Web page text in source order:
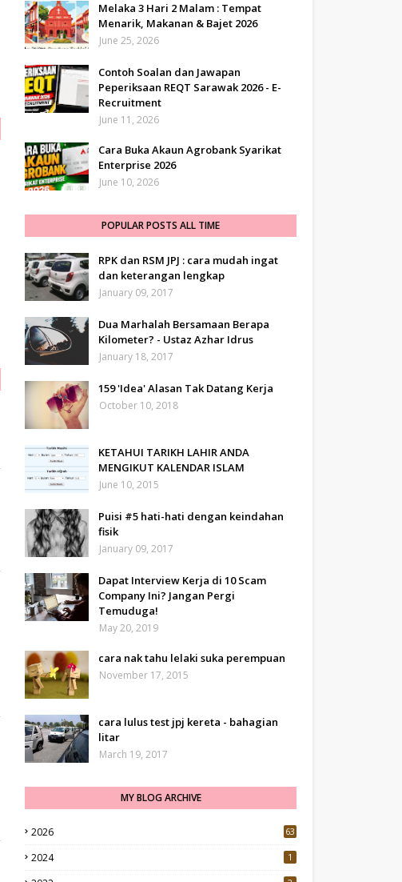
Melaka 3 Hari 2 Malam : Tempat
Menarik, Makanan & Bajet 2026
June 25, 2026
Contoh Soalan dan Jawapan
Peperiksaan REQT Sarawak 2026 - E-
Recruitment
June 11, 2026
Cara Buka Akaun Agrobank Syarikat
Enterprise 2026
June 10, 2026
POPULAR POSTS ALL TIME
RPK dan RSM JPJ : cara mudah ingat
dan keterangan lengkap
January 09, 2017
Dua Marhalah Bersamaan Berapa
Kilometer? - Ustaz Azhar Idrus
January 18, 2017
159 'Idea' Alasan Tak Datang Kerja
October 10, 2018
KETAHUI TARIKH LAHIR ANDA
MENGIKUT KALENDAR ISLAM
June 10, 2015
Puisi #5 hati-hati dengan keindahan
fisik
January 09, 2017
Dapat Interview Kerja di 10 Scam
Company Ini? Jangan Pergi
Temuduga!
May 20, 2019
cara nak tahu lelaki suka perempuan
November 17, 2015
cara lulus test jpj kereta - bahagian
litar
March 19, 2017
MY BLOG ARCHIVE
2026 63
2024 1